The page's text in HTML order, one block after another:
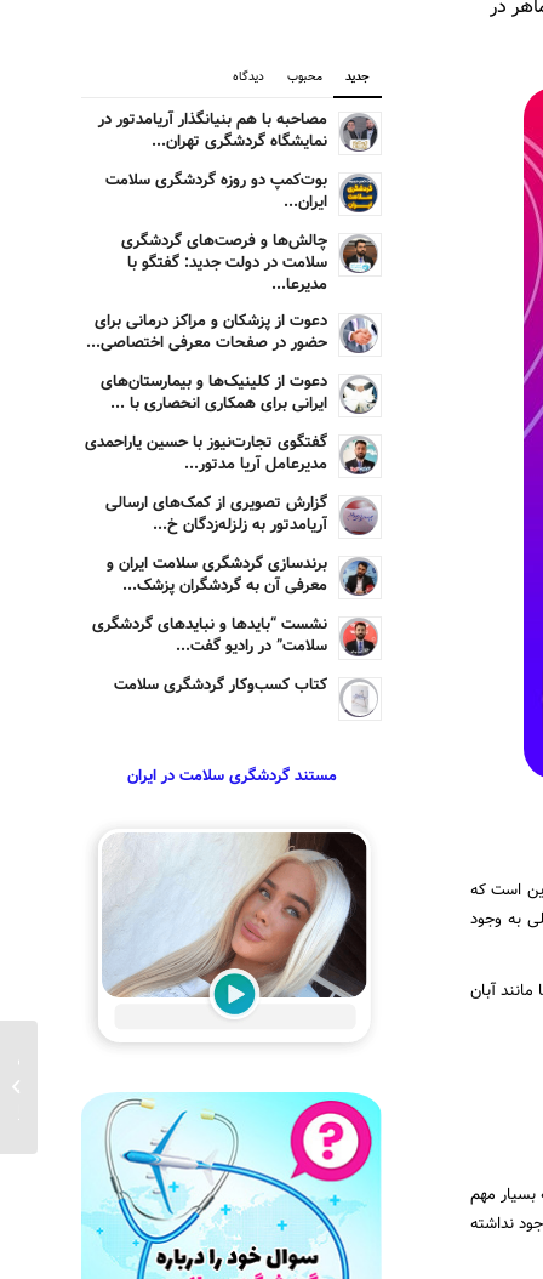
در
این است که
به وجود
آبان
بسیار مهم
نداشته
جدید محبوب دیدگاه
مصاحبه با هم بنیانگذار آریامدتور در
نمایشگاه گردشگری تهران...
بوت‌کمپ دو روزه گردشگری سلامت
ایران...
چالش‌ها و فرصت‌های گردشگری
سلامت در دولت جدید: گفتگو با
مدیرعا...
دعوت از پزشکان و مراکز درمانی برای
حضور در صفحات معرفی اختصاصی...
دعوت از کلینیک‌ها و بیمارستان‌های
ایرانی برای همکاری انحصاری با ...
گفتگوی تجارت‌نیوز با حسین یاراحمدی
مدیرعامل آریا مدتور...
گزارش تصویری از کمک‌های ارسالی
آریامدتور به زلزله‌زدگان خ...
برندسازی گردشگری سلامت ایران و
معرفی آن به گردشگران پزشک...
نشست “بایدها و نبایدهای گردشگری
سلامت” در رادیو گفت...
کتاب کسب‌وکار گردشگری سلامت
مستند گردشگری سلامت در ایران